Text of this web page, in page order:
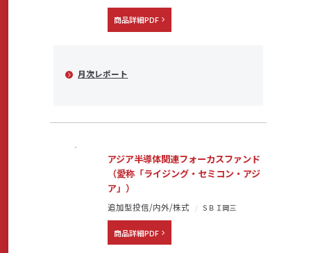
商品詳細PDF
月次レポート
アジア半導体関連フォーカスファンド
（愛称「ライジング・セミコン・アジ
ア」）
追加型投信/内外/株式 ＳＢＩ岡三
商品詳細PDF